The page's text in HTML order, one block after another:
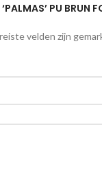
PU
velden zijn